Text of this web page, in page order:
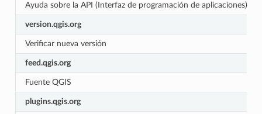
Ayuda sobre la API (Interfaz de programación de aplicaciones) de
version.qgis.org
Verificar nueva versión
feed.qgis.org
Fuente QGIS
plugins.qgis.org